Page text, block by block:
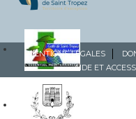
MENTIONS LÉGALES
AIDE ET